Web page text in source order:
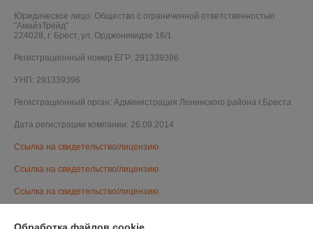
Юридическое лицо: Общество с ограниченной ответственностью
"АмайзТрейд"
224028, г. Брест, ул. Орджоникидзе 16/1
Регистрационный номер ЕГР: 291339396
УНП: 291339396
Регистрационный орган: Администрация Ленинского района г.Бреста
Дата регистрации компании: 26.09.2014
Ссылка на свидетельство/лицензию
Ссылка на свидетельство/лицензию
Ссылка на свидетельство/лицензию